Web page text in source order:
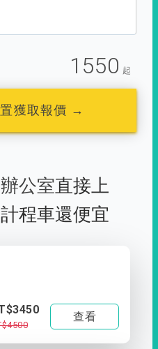
1550 起
獲取報價 →
辦公室直接上
程車還便宜
查看